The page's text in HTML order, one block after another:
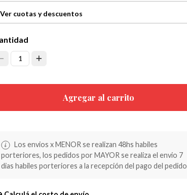
Ver cuotas y descuentos
1
Agregar al carrito
Los envios x MENOR se realizan 48hs habiles
porteriores, los pedidos por MAYOR se realiza el envio 7
dias habiles porteriores a la recepción del pago del pedido